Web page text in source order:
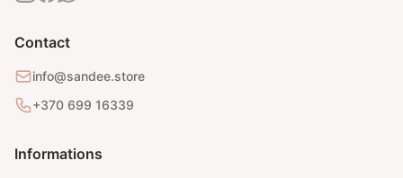
Contact
info@sandee.store
+370 699 16339
Informations